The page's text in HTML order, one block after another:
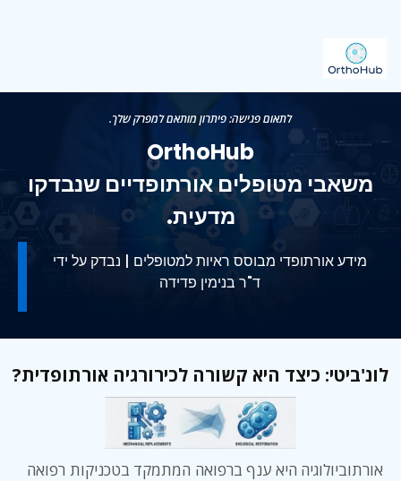
לתאום פגישה: פיתרון מותאם למפרק שלך.
OrthoHub
משאבי מטופלים אורתופדיים שנבדקו
מדעית.
מידע אורתופדי מבוסס ראיות למטופלים | נבדק על ידי
ד"ר בנימין פדידה
לונ'ביטי: כיצד היא קשורה לכירורגיה אורתופדית?
אורתוביולוגיה היא ענף ברפואה המתמקד בטכניקות רפואה